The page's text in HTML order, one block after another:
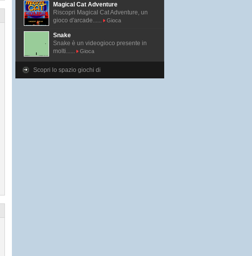
Magical Cat Adventure
Riscopri Magical Cat Adventure, un
gioco d'arcade......
Gioca
Snake
Snake è un videogioco presente in
molti......
Gioca
Scopri lo spazio giochi di